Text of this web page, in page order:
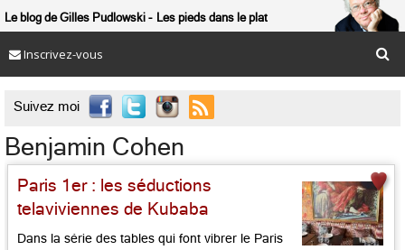
Le blog de Gilles Pudlowski Les pieds dans le plat
Inscrivez-vous
Suivez moi 
Benjamin Cohen
Paris 1er : les séductions
telaviviennes de Kubaba
Dans la série des tables qui font vibrer le Paris